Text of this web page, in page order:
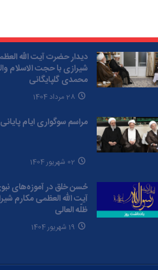
دیدار حضرت آیت الله
شیرازی با حجت الاسلام
محمدی گلپایگانی
28 مرداد 1404
مراسم سوگواری ایام
02 شهریور 1404
حُسن خلق در آموزه‌های
آیت الله العظمی مکارم
ظلّه العالی
19 شهریور 1404